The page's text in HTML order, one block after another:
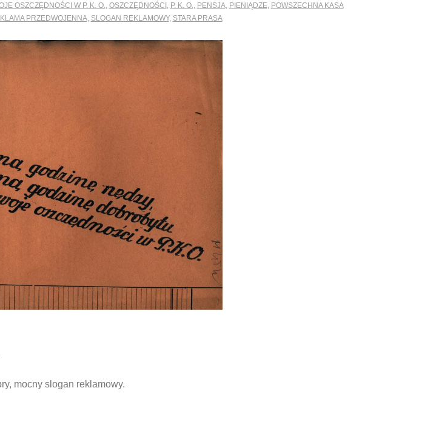
OSZCZĘDNOŚCI W P. K. O.
OSZCZĘDNOŚCI, P. K. O. PENSJA, PIENIĄDZE, POWSZECHNA KASA
PRZEDWOJENNA, SLOGAN REKLAMOWY, STARA PRASA
mocny slogan reklamowy.